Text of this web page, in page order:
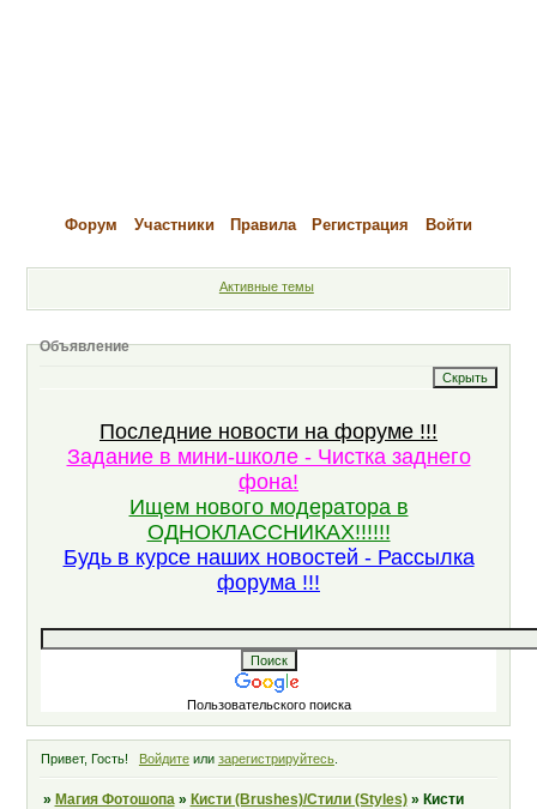
Форум Участники Правила Регистрация Войти
Активные темы
Объявление
Последние новости на форуме !!!
Задание в мини-школе - Чистка заднего
фона!
Ищем нового модератора в
ОДНОКЛАССНИКАХ!!!!!!
Будь в курсе наших новостей - Рассылка
форума !!!
Пользовательского поиска
Привет, Гость! Войдитеили зарегистрируйтесь.
» Магия Фотошопа » Кисти (Brushes)/Стили (Styles) » Кисти